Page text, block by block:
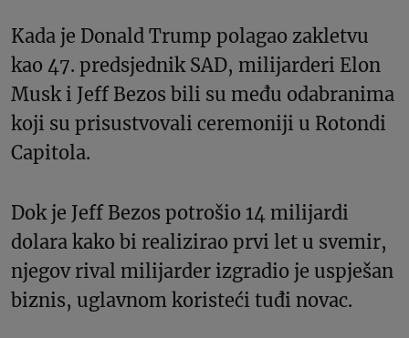
Kada je Donald Trump polagao zakletvu
kao 47. predsjednik SAD, milijarderi Elon
Musk i Jeff Bezos bili su među odabranima
koji su prisustvovali ceremoniji u Rotondi
Capitola.
Dok je Jeff Bezos potrošio 14 milijardi
dolara kako bi realizirao prvi let u svemir,
njegov rival milijarder izgradio je uspješan
biznis, uglavnom koristeći tuđi novac.